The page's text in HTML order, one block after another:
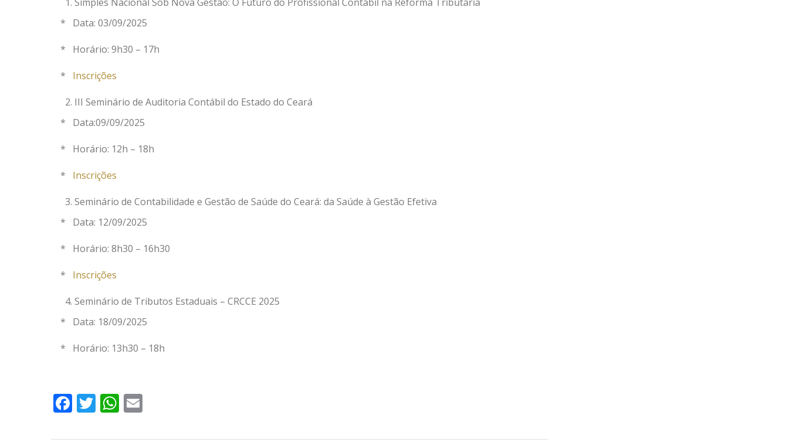
* Data: 03/09/2025
* Horário: 9h30 – 17h
* Inscrições
III Seminário de Auditoria Contábil do Estado do Ceará
* Data:09/09/2025
* Horário: 12h – 18h
* Inscrições
Seminário de Contabilidade e Gestão de Saúde do Ceará: da Saúde à Gestão Efetiva
* Data: 12/09/2025
* Horário: 8h30 – 16h30
* Inscrições
Seminário de Tributos Estaduais – CRCCE 2025
* Data: 18/09/2025
* Horário: 13h30 – 18h
Facebook
TwitterWhatsApp